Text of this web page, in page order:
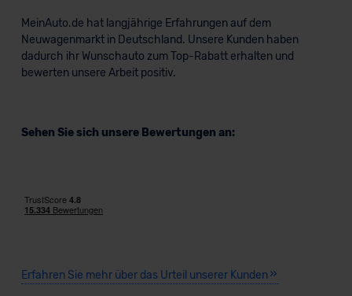
MeinAuto.de hat langjährige Erfahrungen auf dem
Neuwagenmarkt in Deutschland. Unsere Kunden haben
dadurch ihr Wunschauto zum Top-Rabatt erhalten und
bewerten unsere Arbeit positiv.
Sehen Sie sich unsere Bewertungen an:
Erfahren Sie mehr über das Urteil unserer Kunden